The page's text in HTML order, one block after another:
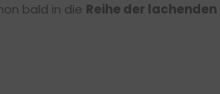
bald in die Reihe der